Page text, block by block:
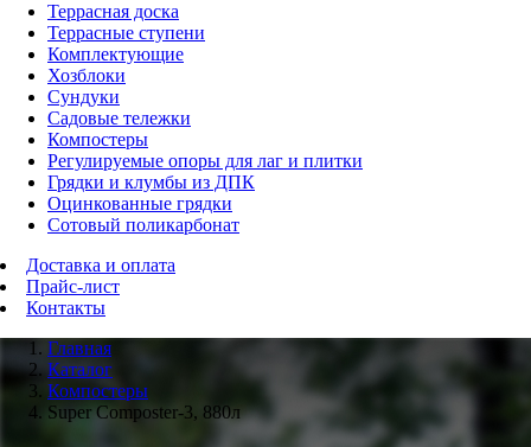
Террасная доска
Террасные ступени
Комплектующие
Хозблоки
Сундуки
Садовые тележки
Компостеры
Регулируемые опоры для лаг и плитки
Грядки и клумбы из ДПК
Оцинкованные грядки
Сотовый поликарбонат
Доставка и оплата
Прайс-лист
Контакты
Главная
Каталог
Компостеры
Super Composter-3, 880л